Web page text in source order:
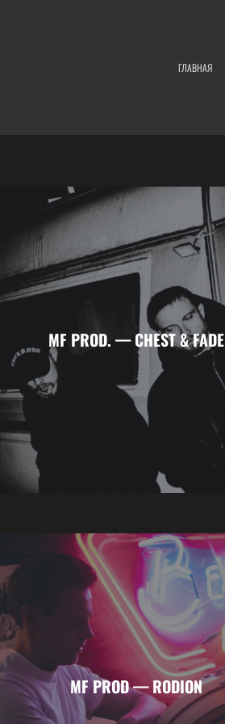
ГЛАВНАЯ
MF PROD. — CHEST & FADE
MF PROD — RODION